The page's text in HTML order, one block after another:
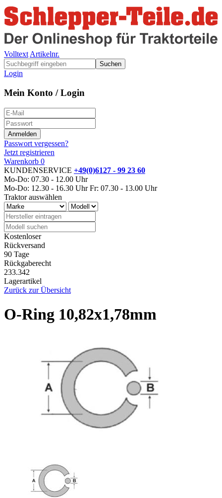
Volltext Artikelnr.
Suchen
Login
Mein Konto / Login
Passwort vergessen?
Jetzt registrieren
Warenkorb 0
KUNDENSERVICE +49(0)6127 - 99 23 60
Mo-Do: 07.30 - 12.00 Uhr
Mo-Do: 12.30 - 16.30 Uhr Fr: 07.30 - 13.00 Uhr
Traktor auswählen
Kostenloser
Rückversand
90 Tage
Rückgaberecht
233.342
Lagerartikel
Zurück zur Übersicht
O-Ring 10,82x1,78mm